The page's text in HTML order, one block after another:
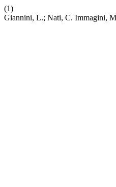
(1)
Giannini, L.; Nati, C. Immagini,